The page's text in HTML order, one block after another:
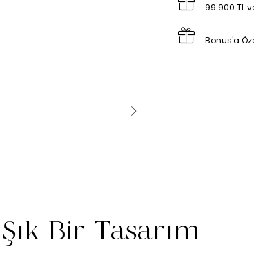
99.900 TL
Bonus'a
Bir Tasarım